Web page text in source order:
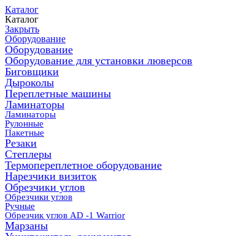
Каталог
Каталог
Закрыть
Оборудование
Оборудование
Оборудование для установки люверсов
Биговщики
Дыроколы
Переплетные машины
Ламинаторы
Ламинаторы
Рулонные
Пакетные
Резаки
Степлеры
Термопереплетное оборудование
Нарезчики визиток
Обрезчики углов
Обрезчики углов
Ручные
Обрезчик углов AD -1 Warrior
Марзаны